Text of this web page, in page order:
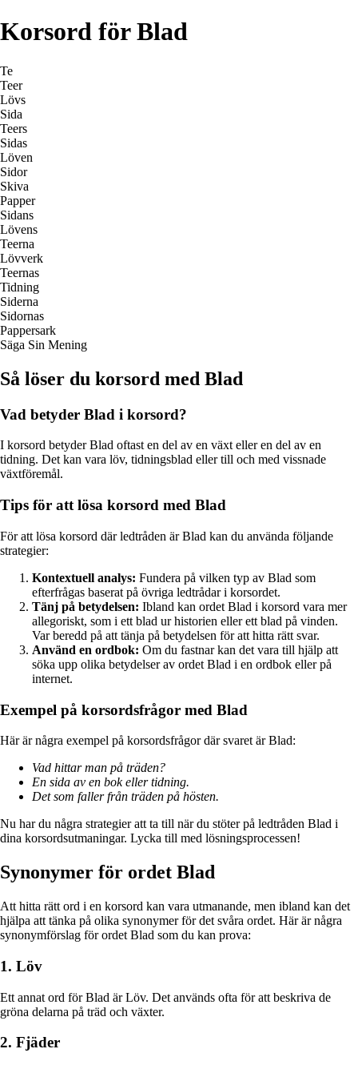
Korsord för Blad
Te
Teer
Lövs
Sida
Teers
Sidas
Löven
Sidor
Skiva
Papper
Sidans
Lövens
Teerna
Lövverk
Teernas
Tidning
Siderna
Sidornas
Pappersark
Säga Sin Mening
Så löser du korsord med Blad
Vad betyder Blad i korsord?
I korsord betyder Blad oftast en del av en växt eller en del av en
tidning. Det kan vara löv, tidningsblad eller till och med vissnade
växtföremål.
Tips för att lösa korsord med Blad
För att lösa korsord där ledtråden är Blad kan du använda följande
strategier:
Kontextuell analys: Fundera på vilken typ av Blad som
efterfrågas baserat på övriga ledtrådar i korsordet.
Tänj på betydelsen: Ibland kan ordet Blad i korsord vara mer
allegoriskt, som i ett blad ur historien eller ett blad på vinden.
Var beredd på att tänja på betydelsen för att hitta rätt svar.
Använd en ordbok: Om du fastnar kan det vara till hjälp att
söka upp olika betydelser av ordet Blad i en ordbok eller på
internet.
Exempel på korsordsfrågor med Blad
Här är några exempel på korsordsfrågor där svaret är Blad:
Vad hittar man på träden?
En sida av en bok eller tidning.
Det som faller från träden på hösten.
Nu har du några strategier att ta till när du stöter på ledtråden Blad i
dina korsordsutmaningar. Lycka till med lösningsprocessen!
Synonymer för ordet Blad
Att hitta rätt ord i en korsord kan vara utmanande, men ibland kan det
hjälpa att tänka på olika synonymer för det svåra ordet. Här är några
synonymförslag för ordet Blad som du kan prova:
1. Löv
Ett annat ord för Blad är Löv. Det används ofta för att beskriva de
gröna delarna på träd och växter.
2. Fjäder